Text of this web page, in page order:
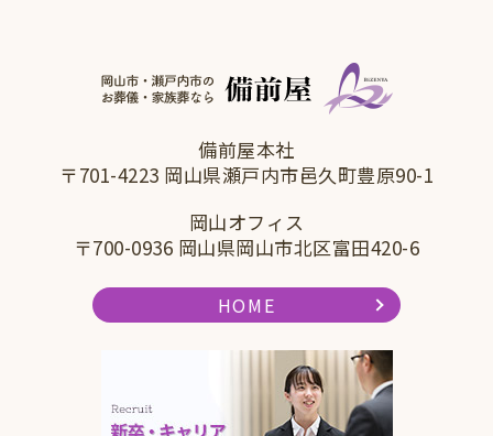
備前屋本社
〒701-4223 岡山県瀬戸内市邑久町豊原90-1
岡山オフィス
〒700-0936 岡山県岡山市北区富田420-6
HOME